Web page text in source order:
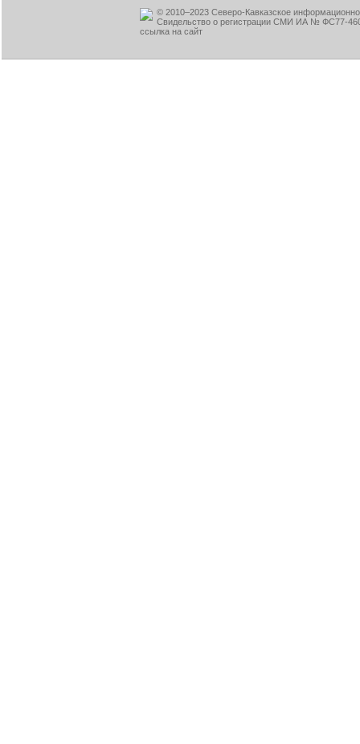
© 2010–2023 Северо-Кавказское
Свидельство о регистрации СМИ ИА № ФС77-
ссылка на сайт